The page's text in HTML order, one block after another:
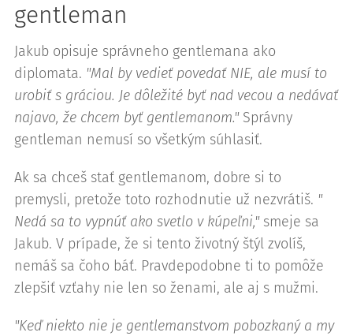
gentleman
Jakub opisuje správneho gentlemana ako
diplomata. "Mal by vedieť povedať NIE, ale musí to
urobiť s gráciou. Je dôležité byť nad vecou a nedávať
najavo, že chcem byť gentlemanom." Správny
gentleman nemusí so všetkým súhlasiť.
Ak sa chceš stať gentlemanom, dobre si to
premysli, pretože toto rozhodnutie už nezvrátiš. "
Nedá sa to vypnúť ako svetlo v kúpeľni,"smeje sa
Jakub. V prípade, že si tento životný štýl zvolíš,
nemáš sa čoho báť. Pravdepodobne ti to pomôže
zlepšiť vzťahy nie len so ženami, ale aj s mužmi.
"Keď niekto nie je gentlemanstvom pobozkaný a my